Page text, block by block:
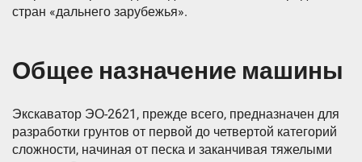
стран «дальнего зарубежья».
Общее назначение машины
Экскаватор ЭО-2621, прежде всего, предназначен для
разработки грунтов от первой до четвертой категорий
сложности, начиная от песка и заканчивая тяжелыми